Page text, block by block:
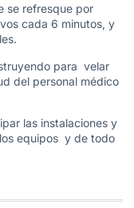
se refresque por
cada 6 minutos, y
para velar
del personal médico
las instalaciones y
equipos y de todo